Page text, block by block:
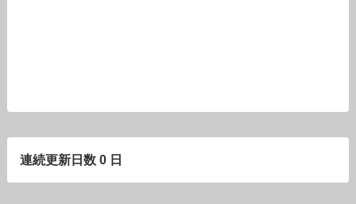
連続更新日数 0 日